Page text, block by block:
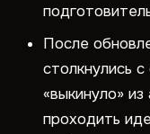
После
столкнулись
«выкинуло»
проходить